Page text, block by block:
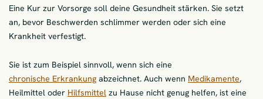
Eine Kur zur Vorsorge soll deine Gesundheit stärken. Sie setzt
an, bevor Beschwerden schlimmer werden oder sich eine
Krankheit verfestigt.
Sie ist zum Beispiel sinnvoll, wenn sich eine
chronische Erkrankung abzeichnet. Auch wenn Medikamente,
Heilmittel oder Hilfsmittel zu Hause nicht genug helfen, ist eine